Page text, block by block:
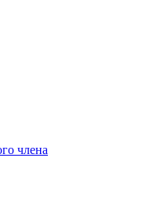
члена